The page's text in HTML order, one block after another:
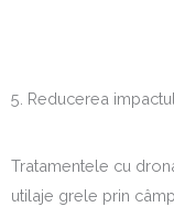
5. Reducerea
Tratamentele cu
utilaje grele prin